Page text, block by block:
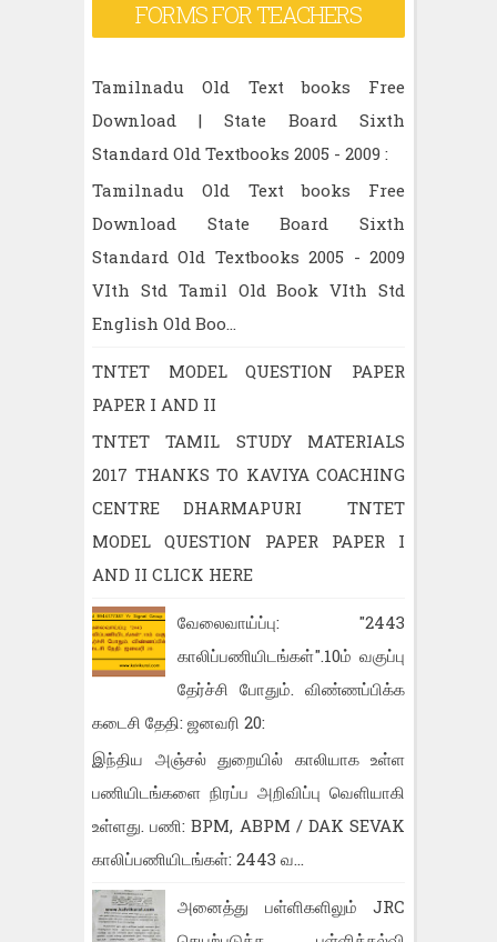
FORMS FOR TEACHERS
Tamilnadu Old Text books Free
Download | State Board Sixth
Standard Old Textbooks 2005 - 2009 :
Tamilnadu Old Text books Free
Download State Board Sixth
Standard Old Textbooks 2005 - 2009
VIth Std Tamil Old Book VIth Std
English Old Boo...
TNTET MODEL QUESTION PAPER
PAPER I AND II
TNTET TAMIL STUDY MATERIALS
2017 THANKS TO KAVIYA COACHING
CENTRE DHARMAPURI TNTET
MODEL QUESTION PAPER PAPER I
AND II CLICK HERE
வேலைவாய்ப்பு: "2443
காலிப்பணியிடங்கள்".10ம் வகுப்பு
தேர்ச்சி போதும். விண்ணப்பிக்க
கடைசி தேதி: ஜனவரி 20:
இந்திய அஞ்சல் துறையில் காலியாக உள்ள
பணியிடங்களை நிரப்ப அறிவிப்பு வெளியாகி
உள்ளது. பணி: BPM, ABPM / DAK SEVAK
காலிப்பணியிடங்கள்: 2443 வ...
அனைத்து பள்ளிகளிலும் JRC